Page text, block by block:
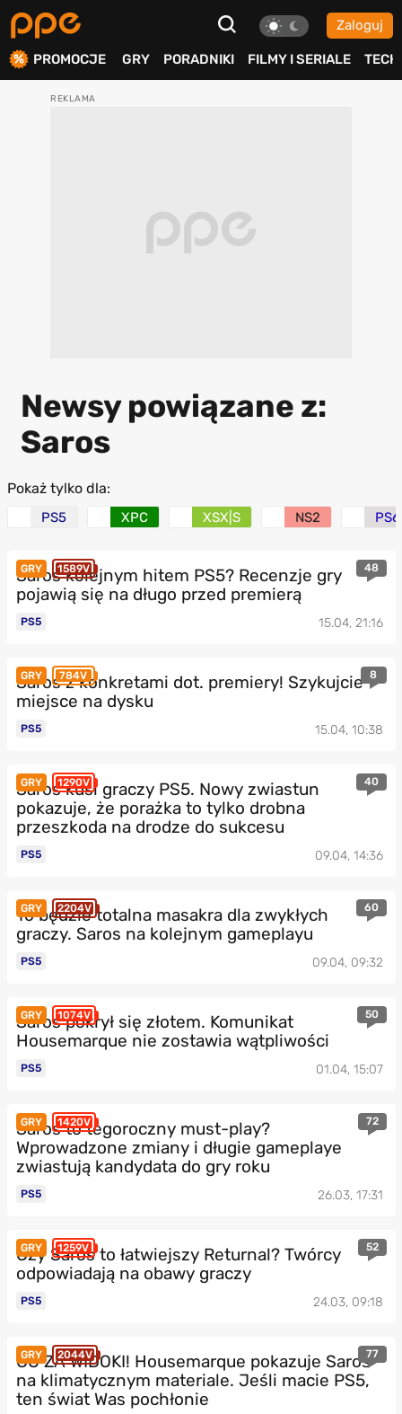
Zaloguj
PROMOCJE GRY PORADNIKI FILMY I SERIALE TECH
Newsy powiązane z:
Saros
Pokaż tylko dla:
PS5 XPC XSX|S NS2 PS6
GRY 1589V 48
Saros kolejnym hitem PS5? Recenzje gry
pojawią się na długo przed premierą
PS5 15.04, 21:16
GRY 784V 8
Saros z konkretami dot. premiery! Szykujcie
miejsce na dysku
PS5 15.04, 10:38
GRY 1290V 40
Saros kusi graczy PS5. Nowy zwiastun
pokazuje, że porażka to tylko drobna
przeszkoda na drodze do sukcesu
PS5 09.04, 14:36
GRY 2204V 60
To będzie totalna masakra dla zwykłych
graczy. Saros na kolejnym gameplayu
PS5 09.04, 09:32
GRY 1074V 50
Saros pokrył się złotem. Komunikat
Housemarque nie zostawia wątpliwości
PS5 01.04, 15:07
GRY 1420V 72
Saros to tegoroczny must-play?
Wprowadzone zmiany i długie gameplaye
zwiastują kandydata do gry roku
PS5 26.03, 17:31
GRY 1259V 52
Czy Saros to łatwiejszy Returnal? Twórcy
odpowiadają na obawy graczy
PS5 24.03, 09:18
GRY 2044V 77
CO ZA WIDOKI! Housemarque pokazuje Saros
na klimatycznym materiale. Jeśli macie PS5,
ten świat Was pochłonie